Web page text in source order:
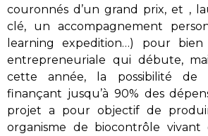
couronnés d’un grand prix, et ,
clé, un accompagnement
learning expedition…) pour bien
entrepreneuriale qui débute,
cette année, la possibilité de
finançant jusqu’à 90% des
projet a pour objectif de
organisme de biocontrôle